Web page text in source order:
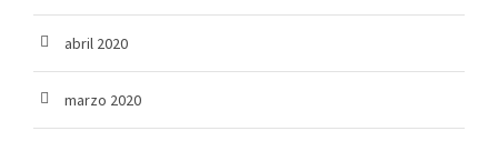
abril 2020
marzo 2020